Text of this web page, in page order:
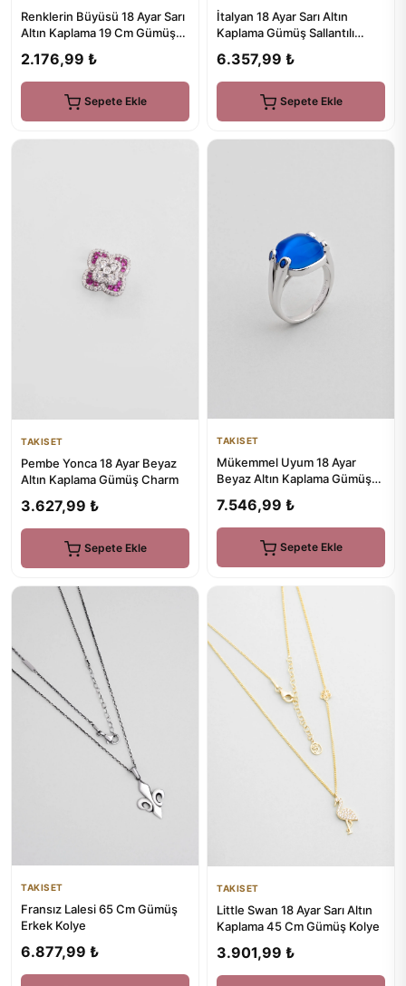
Renklerin Büyüsü 18 Ayar Sarı
Altın Kaplama 19 Cm Gümüş
2.176,99 ₺
Sepete Ekle
İtalyan 18 Ayar Sarı Altın
Kaplama Gümüş Sallantılı
6.357,99 ₺
Sepete Ekle
TAKISET
Pembe Yonca 18 Ayar Beyaz
Altın Kaplama Gümüş Charm
3.627,99 ₺
Sepete Ekle
TAKISET
Mükemmel Uyum 18 Ayar
Beyaz Altın Kaplama Gümüş
7.546,99 ₺
Sepete Ekle
TAKISET
Fransız Lalesi 65 Cm Gümüş
Erkek Kolye
6.877,99 ₺
TAKISET
Little Swan 18 Ayar Sarı Altın
Kaplama 45 Cm Gümüş Kolye
3.901,99 ₺